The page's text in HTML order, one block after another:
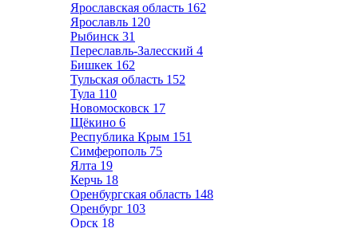
Ярославская область 162
Ярославль 120
Рыбинск 31
Переславль-Залесский 4
Бишкек 162
Тульская область 152
Тула 110
Новомосковск 17
Щёкино 6
Республика Крым 151
Симферополь 75
Ялта 19
Керчь 18
Оренбургская область 148
Оренбург 103
Орск 18